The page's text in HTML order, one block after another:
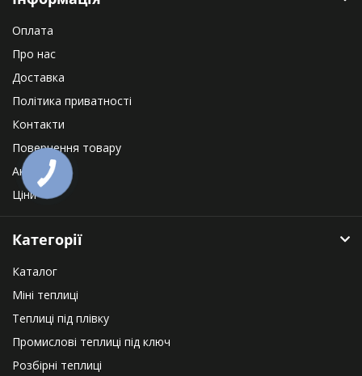
Оплата
Про нас
Доставка
Політика приватності
Контакти
Повернення товару
Акції
Ціни
Категорії
Каталог
Міні теплиці
Теплиці під плівку
Промислові теплиці під ключ
Розбірні теплиці